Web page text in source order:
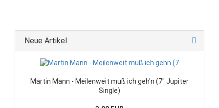
Neue Artikel
Martin Mann - Meilenweit muß ich geh'n (7" Jupiter
Single)